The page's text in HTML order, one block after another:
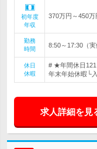
初年度
年収
370万円～450万
勤務
時間
8:50～17:30（
休日
休暇
# ★年間休日
年末年始休暇└
求人詳細を見